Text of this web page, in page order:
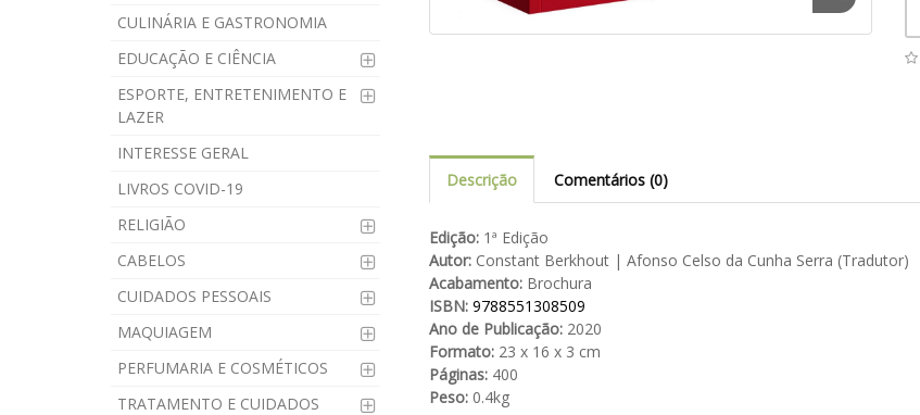
CULINÁRIA E GASTRONOMIA
EDUCAÇÃO E CIÊNCIA
ESPORTE, ENTRETENIMENTO E
LAZER
INTERESSE GERAL
LIVROS COVID-19
RELIGIÃO
CABELOS
CUIDADOS PESSOAIS
MAQUIAGEM
PERFUMARIA E COSMÉTICOS
TRATAMENTO E CUIDADOS
Descrição Comentários (0)
Edição:1ª Edição
Autor:Constant Berkhout | Afonso Celso da Cunha Serra (Tradutor)
Acabamento:Brochura
ISBN: 9788551308509
Ano de Publicação:2020
Formato:23 x 16 x 3 cm
Páginas:400
Peso:0.4kg